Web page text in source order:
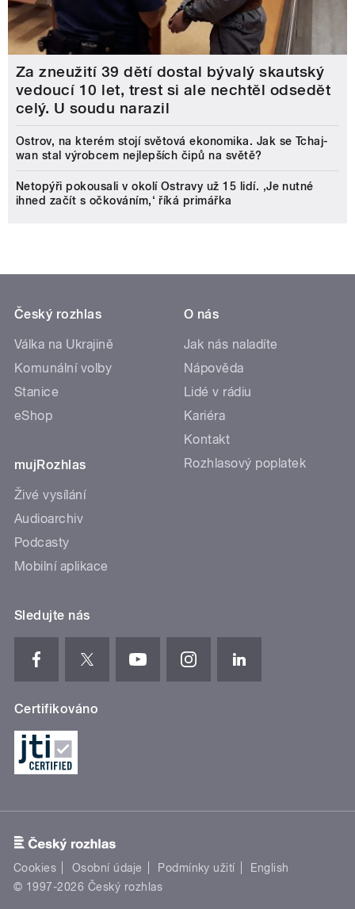
Za zneužití 39 dětí dostal bývalý skautský
vedoucí 10 let, trest si ale nechtěl odsedět
celý. U soudu narazil
Ostrov, na kterém stojí světová ekonomika. Jak se Tchaj-
wan stal výrobcem nejlepších čipů na světě?
Netopýři pokousali v okolí Ostravy už 15 lidí. ‚Je nutné
ihned začít s očkováním,‘ říká primářka
Český rozhlas
Válka na Ukrajině
Komunální volby
Stanice
eShop
mujRozhlas
Živé vysílání
Audioarchiv
Podcasty
Mobilní aplikace
O nás
Jak nás naladíte
Nápověda
Lidé v rádiu
Kariéra
Kontakt
Rozhlasový poplatek
Sledujte nás
Certifikováno
Cookies Osobní údaje Podmínky užití
English
© 1997-2026 Český rozhlas